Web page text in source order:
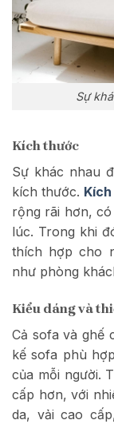
Sự
Kích thước
Sự khác nhau
kích thước.
rộng rãi hơn,
lúc. Trong khi
thích hợp cho
như phòng
Kiểu dáng và
Cả sofa và ghế
kế sofa phù
của mỗi người.
cấp hơn, với
da, vải cao